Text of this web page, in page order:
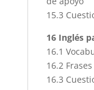
15.3
16 Inglés
16.1
16.2
16.3